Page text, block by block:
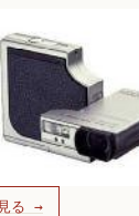
る →